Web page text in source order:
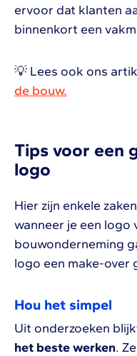
ervoor dat klanten
binnenkort een
💡 Lees ook ons
de bouw.
Tips voor een
logo
Hier zijn enkele
wanneer je een logo
bouwonderneming
logo een make-over
Hou het simpel
Uit onderzoeken
het beste werken.